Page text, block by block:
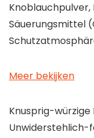
Säuerungsmittel
Meer bekijken
Knusprig-
Unwiderstehlich-